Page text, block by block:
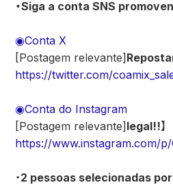
・Siga a conta SNS
◉Conta X
[Postagem relevante]
https://twitter.com/
◉Conta do Instagram
[Postagem relevante] legal!!】
https://www.instagram.com/
・2 pessoas selecionadas